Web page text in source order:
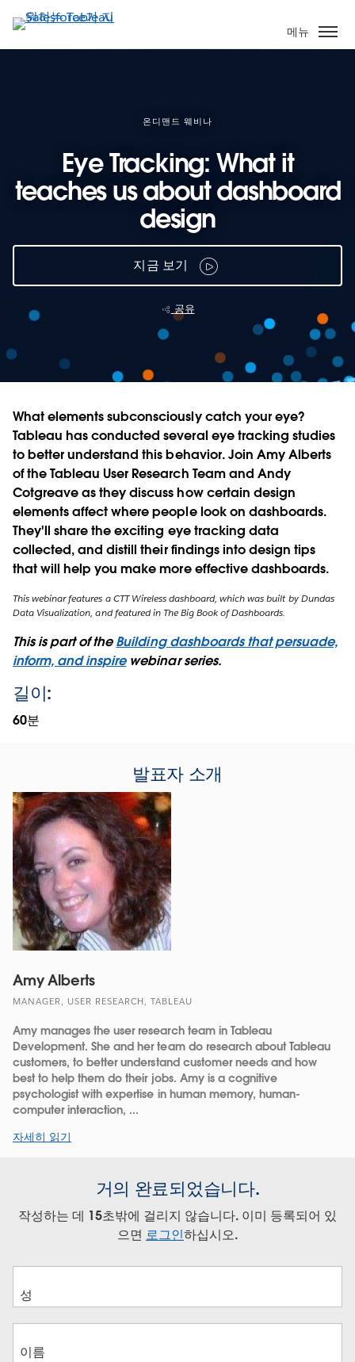
요
콘
메뉴
온디맨드 웨비나
Eye Tracking: What it
teaches us about dashboard
design
지금 보기
공유
What elements subconsciously catch your eye?
Tableau has conducted several eye tracking studies
to better understand this behavior. Join Amy Alberts
of the Tableau User Research Team and Andy
Cotgreave as they discuss how certain design
elements affect where people look on dashboards.
They'll share the exciting eye tracking data
collected, and distill their findings into design tips
that will help you make more effective dashboards.
This webinar features a CTT Wireless dashboard, which was built by Dundas
Data Visualization, and featured in The Big Book of Dashboards.
This is part of theBuilding dashboards that persuade,
inform, and inspirewebinar series.
길이:
60분
발표자 소개
Amy Alberts
MANAGER, USER RESEARCH, TABLEAU
Amy manages the user research team in Tableau
Development. She and her team do research about Tableau
customers, to better understand customer needs and how
best to help them do their jobs. Amy is a cognitive
psychologist with expertise in human memory, human-
computer interaction, ...
자세히 읽기
거의 완료되었습니다.
작성하는 데 15초밖에 걸리지 않습니다. 이미 등록되어 있
으면 로그인하십시오.